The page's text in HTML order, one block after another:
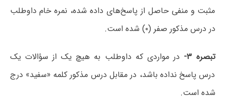
مثبت و منفی حاصل از پاسخ‌های داده شده، نمره خام داوطلب
در درس مذکور صفر (۰) شده است.
تبصره ۳-
در مواردی که داوطلب به هیچ یک از سؤالات یک
درس پاسخ نداده باشد، در مقابل درس مذکور کلمه «سفید» درج
شده است.